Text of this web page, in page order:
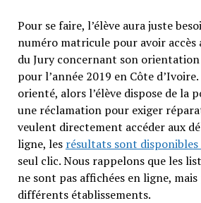
Pour se faire, l’élève aura juste
numéro matricule pour avoir accès
du Jury concernant son orientation
pour l’année 2019 en Côte d’Ivoire.
orienté, alors l’élève dispose de la
une réclamation pour exiger
veulent directement accéder aux
ligne, les résultats sont disponibles
seul clic. Nous rappelons que les
ne sont pas affichées en ligne,
différents établissements.